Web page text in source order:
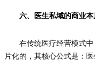
六、医生私域的商业
在传统医疗经营模式中
片化的，其核心公式是：